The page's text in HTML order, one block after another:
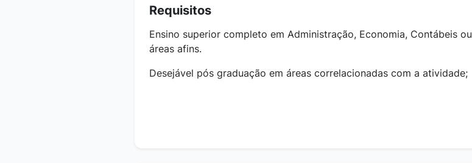
Requisitos
Ensino superior completo em Administração, Economia, Contábeis ou
áreas afins.
Desejável pós graduação em áreas correlacionadas com a atividade;